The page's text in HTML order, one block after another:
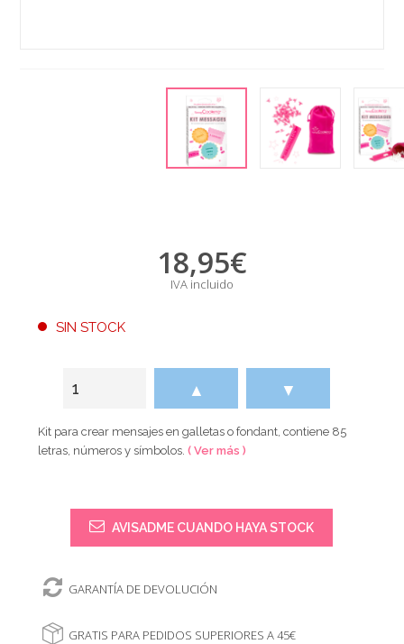
18,95€
IVA incluido
SIN STOCK
▲ ▼
Kit para crear mensajes en galletas o fondant, contiene 85
letras, números y símbolos.( Ver más )
AVISADME CUANDO HAYA STOCK
GARANTÍA DE DEVOLUCIÓN
GRATIS PARA PEDIDOS SUPERIORES A 45€